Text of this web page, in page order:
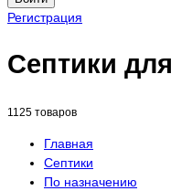
Регистрация
Септики
1125 товаров
Главная
Септики
По назначению